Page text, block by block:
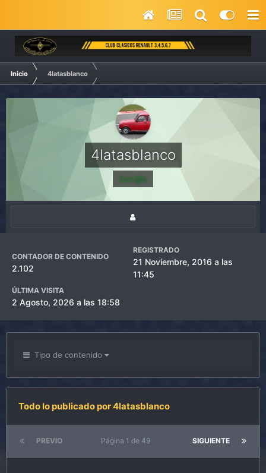
Inicio 4latasblanco
4latasblanco
Soci@s
CONTADOR DE CONTENIDO
2.102
REGISTRADO
21 Noviembre, 2016 a las
11:45
ÚLTIMA VISITA
2 Agosto, 2026 a las 18:58
Tipo de contenido
Todo lo publicado por 4latasblanco
PREVIO SIGUIENTE
Página 1 de 49